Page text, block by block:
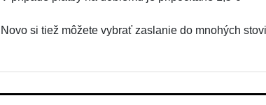
Novo si tiež môžete vybrať zaslanie do mnohých